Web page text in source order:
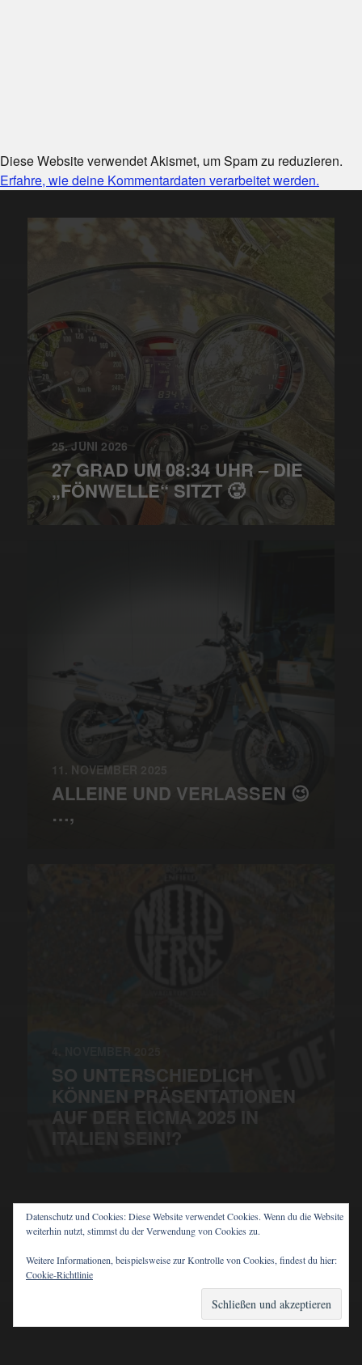
Diese Website verwendet Akismet, um Spam zu reduzieren.
Erfahre, wie deine Kommentardaten verarbeitet werden.
25. JUNI 2026
27 GRAD UM 08:34 UHR – DIE
„FÖNWELLE“ SITZT 🥵
11. NOVEMBER 2025
ALLEINE UND VERLASSEN 😉
…,
SO UNTERSCHIEDLICH
KÖNNEN PRÄSENTATIONEN
AUF DER EICMA 2025 IN
ITALIEN SEIN!?
ANDERS NORÉN
Datenschutz und Cookies: Diese Website verwendet Cookies. Wenn du die Website
weiterhin nutzt, stimmst du der Verwendung von Cookies zu.
Weitere Informationen, beispielsweise zur Kontrolle von Cookies, findest du hier:
Cookie-Richtlinie